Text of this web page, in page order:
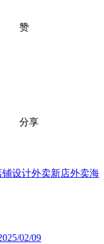
赞
分享
铺设计外卖新店外卖海
02/09